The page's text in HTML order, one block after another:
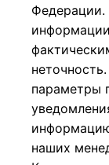
Федерации.
параметры
наших